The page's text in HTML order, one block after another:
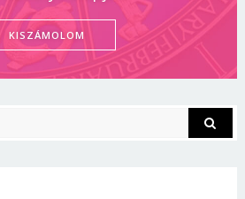
KISZÁMOLOM